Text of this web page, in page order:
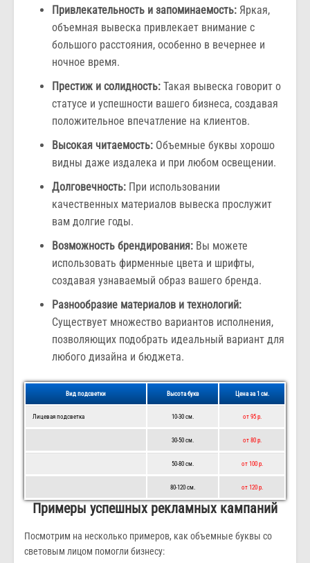
Привлекательность и запоминаемость: Яркая,
объемная вывеска привлекает внимание с
большого расстояния, особенно в вечернее и
ночное время.
Престиж и солидность: Такая вывеска говорит о
статусе и успешности вашего бизнеса, создавая
положительное впечатление на клиентов.
Высокая читаемость: Объемные буквы хорошо
видны даже издалека и при любом освещении.
Долговечность: При использовании
качественных материалов вывеска прослужит
вам долгие годы.
Возможность брендирования: Вы можете
использовать фирменные цвета и шрифты,
создавая узнаваемый образ вашего бренда.
Разнообразие материалов и технологий:
Существует множество вариантов исполнения,
позволяющих подобрать идеальный вариант для
любого дизайна и бюджета.
Вид подсветки Высота букв Цена за 1 см.
Лицевая подсветка 10-30 см. от 95 р.
30-50 см. от 80 р.
50-80 см. от 100 р.
80-120 см. от 120 р.
Примеры успешных рекламных кампаний
Посмотрим на несколько примеров, как объемные буквы со
световым лицом помогли бизнесу: